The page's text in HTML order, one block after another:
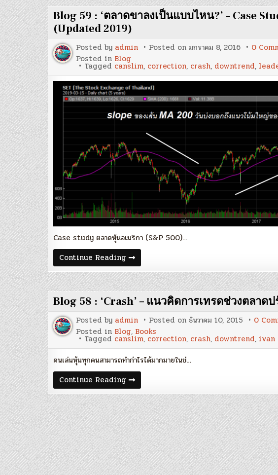
Q2/2018
–
‘Little
Bear
in
SET’
Blog 59 : ‘ตลาดขาลงเป็นแบบไหน?’ – Case
(Updated 2019)
Posted by admin Posted on มกราคม 8, 2016 0
Posted in Blog
Tagged canslim, correction, crash, downtrend,
Case study ตลาดหุ้นอเมริกา (S&P 500)…
Continue Reading Blog
59
:
‘ตลาด
ขา
ลง
เป็น
แบบ
ไหน?’
–
Case
Study
ตลาด
เม
เทียบ
กับ
SET
(Updated
2019)
Blog 58 : ‘Crash’ – แนวคิดการเทรดช่วงตลาด
Posted by admin Posted on ธันวาคม 10, 2015 0
Posted in Blog, Books
Tagged canslim, correction, crash, downtrend, ivan
คนเล่นหุ้นทุกคนสามารถทำกำไรได้มากมายในช่…
Continue Reading Blog
58
:
‘Crash’
–
แนวคิด
การ
เทรด
ช่วง
ตลาด
ปรับ
ฐาน
รุนแรง